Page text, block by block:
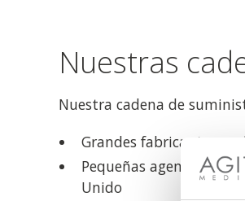
Nuestras
Nuestra cadena de
Grandes fabricantes
Pequeñas agencias de
Unido